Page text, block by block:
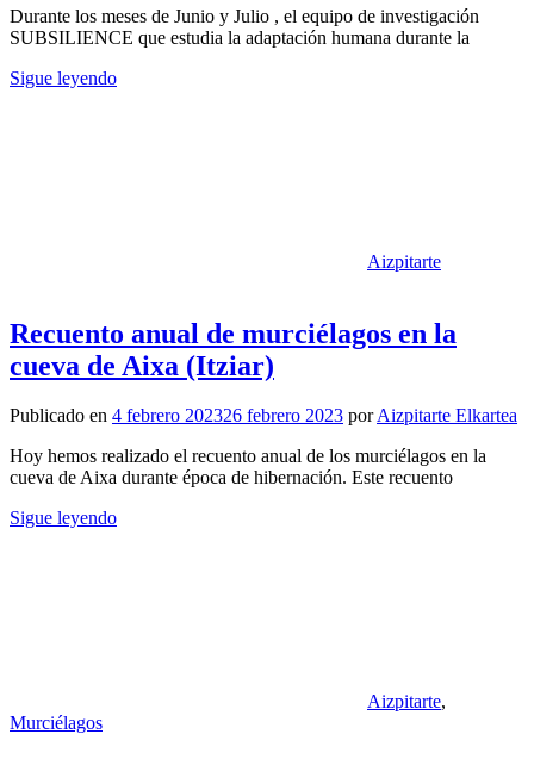
Durante los meses de Junio y Julio , el equipo de investigación
SUBSILIENCE que estudia la adaptación humana durante la
Sigue leyendo
Aizpitarte
Recuento anual de murciélagos en la
cueva de Aixa (Itziar)
Publicado en 4 febrero 202326 febrero 2023 porAizpitarte Elkartea
Hoy hemos realizado el recuento anual de los murciélagos en la
cueva de Aixa durante época de hibernación. Este recuento
Sigue leyendo
Aizpitarte,
Murciélagos